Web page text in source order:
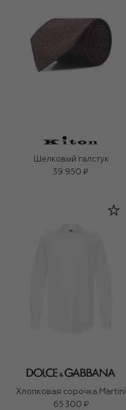
Шелковый галстук
39 950 ₽
Хлопковая сорочка Martini
65 300 ₽